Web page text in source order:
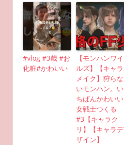
#vlog #3歳 #お
化粧#かわいい
【モンハンワイ
ルズ】【キャラ
メイク】狩らな
いモンハン。い
ちばんかわいい
女戦士つくる
#3【キャラク
リ】【キャラデ
ザイン】